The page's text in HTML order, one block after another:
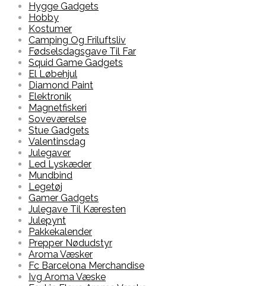
Hygge Gadgets
Hobby
Kostumer
Camping Og Friluftsliv
Fødselsdagsgave Til Far
Squid Game Gadgets
El Løbehjul
Diamond Paint
Elektronik
Magnetfiskeri
Soveværelse
Stue Gadgets
Valentinsdag
Julegaver
Led Lyskæder
Mundbind
Legetøj
Gamer Gadgets
Julegave Til Kæresten
Julepynt
Pakkekalender
Prepper Nødudstyr
Aroma Væsker
Fc Barcelona Merchandise
Ivg Aroma Væske